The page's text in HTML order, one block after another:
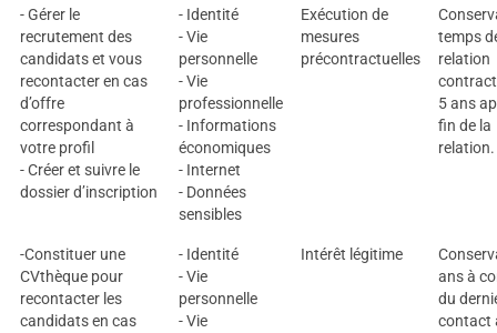
- Gérer le
recrutement des
candidats et vous
recontacter en cas
d’offre
correspondant à
votre profil
- Créer et suivre le
dossier d’inscription
- Identité
- Vie
personnelle
- Vie
professionnelle
- Informations
économiques
- Internet
- Données
sensibles
Exécution de
mesures
précontractuelles
temps
relation
5 ans
fin de la
relation.
-Constituer une
CVthèque pour
recontacter les
candidats en cas
- Identité
- Vie
personnelle
- Vie
Intérêt légitime
ans à
du
contact